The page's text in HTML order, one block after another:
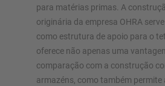
para matérias primas. A
originária da empresa OHRA
como estrutura de apoio para o
oferece não apenas uma
comparação com a construção
armazéns, como também permite
Nave autoportante
Plataforma
Sistemas de estantes vertical